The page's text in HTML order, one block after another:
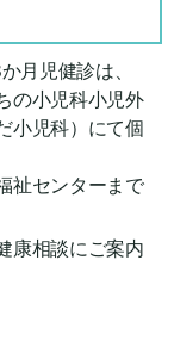
月児健診は、
の小児科小児外
小児科）にて個
祉センターまで
康相談にご案内